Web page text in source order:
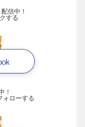
信中！
する
！
ォローする